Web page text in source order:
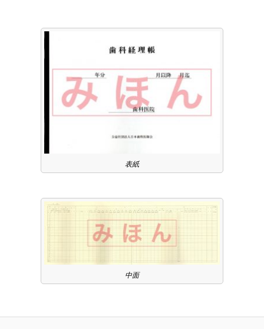
表紙
中面